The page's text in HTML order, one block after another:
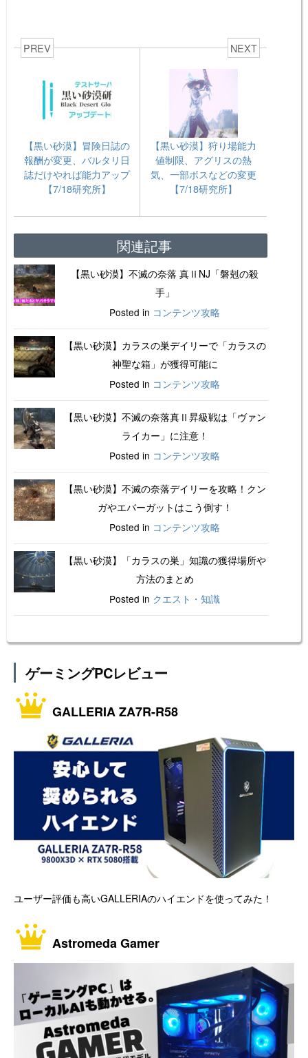
PREV
【黒い砂漠】冒険日誌の
報酬が変更、バルタリ日
誌だけやれば能力アップ
【7/18研究所】
NEXT
【黒い砂漠】狩り場能力
値制限、アグリスの熱
気、一部ボスなどの変更
【7/18研究所】
関連記事
【黒い砂漠】不滅の奈落 真ⅡNJ「磐剋の殺
手」
Posted in コンテンツ攻略
【黒い砂漠】カラスの巣デイリーで「カラスの
神聖な箱」が獲得可能に
Posted in コンテンツ攻略
【黒い砂漠】不滅の奈落真Ⅱ昇級戦は「ヴァン
ライカー」に注意！
Posted in コンテンツ攻略
【黒い砂漠】不滅の奈落デイリーを攻略！クン
ガやエバーガットはこう倒す！
Posted in コンテンツ攻略
【黒い砂漠】「カラスの巣」知識の獲得場所や
方法のまとめ
Posted in クエスト・知識
ゲーミングPCレビュー
GALLERIA ZA7R-R58
ユーザー評価も高いGALLERIAのハイエンドを使ってみた！
Astromeda Gamer